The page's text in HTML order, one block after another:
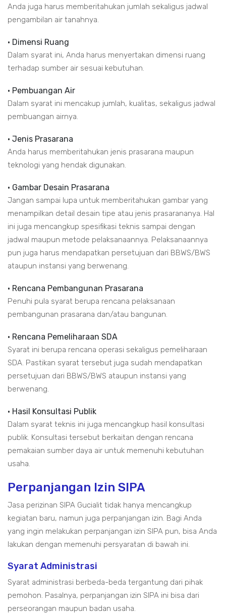
Anda juga harus memberitahukan jumlah sekaligus jadwal
pengambilan air tanahnya.
• Dimensi Ruang
Dalam syarat ini, Anda harus menyertakan dimensi ruang
terhadap sumber air sesuai kebutuhan.
• Pembuangan Air
Dalam syarat ini mencakup jumlah, kualitas, sekaligus jadwal
pembuangan airnya.
• Jenis Prasarana
Anda harus memberitahukan jenis prasarana maupun
teknologi yang hendak digunakan.
• Gambar Desain Prasarana
Jangan sampai lupa untuk memberitahukan gambar yang
menampilkan detail desain tipe atau jenis prasarananya. Hal
ini juga mencangkup spesifikasi teknis sampai dengan
jadwal maupun metode pelaksanaannya. Pelaksanaannya
pun juga harus mendapatkan persetujuan dari BBWS/BWS
ataupun instansi yang berwenang.
• Rencana Pembangunan Prasarana
Penuhi pula syarat berupa rencana pelaksanaan
pembangunan prasarana dan/atau bangunan.
• Rencana Pemeliharaan SDA
Syarat ini berupa rencana operasi sekaligus pemeliharaan
SDA. Pastikan syarat tersebut juga sudah mendapatkan
persetujuan dari BBWS/BWS ataupun instansi yang
berwenang.
• Hasil Konsultasi Publik
Dalam syarat teknis ini juga mencangkup hasil konsultasi
publik. Konsultasi tersebut berkaitan dengan rencana
pemakaian sumber daya air untuk memenuhi kebutuhan
usaha.
Perpanjangan Izin SIPA
Jasa perizinan SIPA Gucialit tidak hanya mencangkup
kegiatan baru, namun juga perpanjangan izin. Bagi Anda
yang ingin melakukan perpanjangan izin SIPA pun, bisa Anda
lakukan dengan memenuhi persyaratan di bawah ini.
Syarat Administrasi
Syarat administrasi berbeda-beda tergantung dari pihak
pemohon. Pasalnya, perpanjangan izin SIPA ini bisa dari
perseorangan maupun badan usaha.